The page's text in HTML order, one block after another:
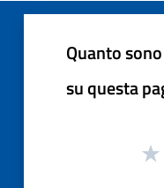
Quanto
su questa